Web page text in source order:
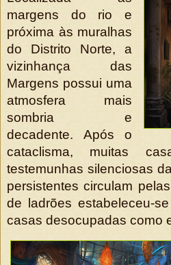
margens do rio e
próxima às muralhas
do Distrito Norte, a
vizinhança das
Margens possui uma
atmosfera mais
sombria e
decadente. Após o
cataclisma, muitas
testemunhas silenciosas
persistentes circulam
de ladrões estabeleceu-
casas desocupadas como